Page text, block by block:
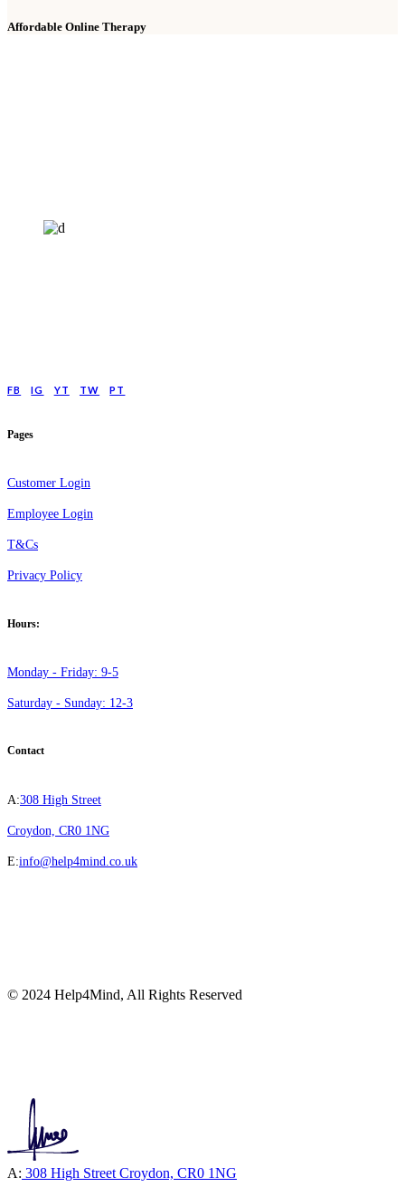
Affordable Online Therapy
FB IG YT TW PT
Pages
Customer Login
Employee Login
T&Cs
Privacy Policy
Hours:
Monday - Friday: 9-5
Saturday - Sunday: 12-3
Contact
A:308 High Street
Croydon, CR0 1NG
E:info@help4mind.co.uk
© 2024 Help4Mind, All Rights Reserved
A: 308 High Street Croydon, CR0 1NG